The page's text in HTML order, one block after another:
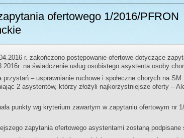
ofertowego 1/2016/PFRON
r. zakończono postępowanie ofertowe dotyczące
na świadczenie usług osobistego asystenta osoby
przystań – usprawnianie ruchowe i społeczne chorych na SM
2 asystentów, którzy złożyli najkorzystniejsze oferty –
punkty wg kryterium zawartym w zapytaniu ofertowym nr
zapytania ofertowego asystentami zostaną podpisane